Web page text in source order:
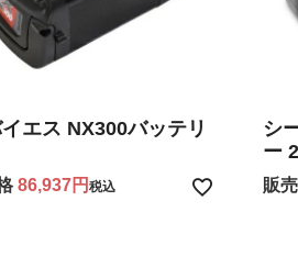
エス NX300バッテリ
86,937 税込
シ
ー
販